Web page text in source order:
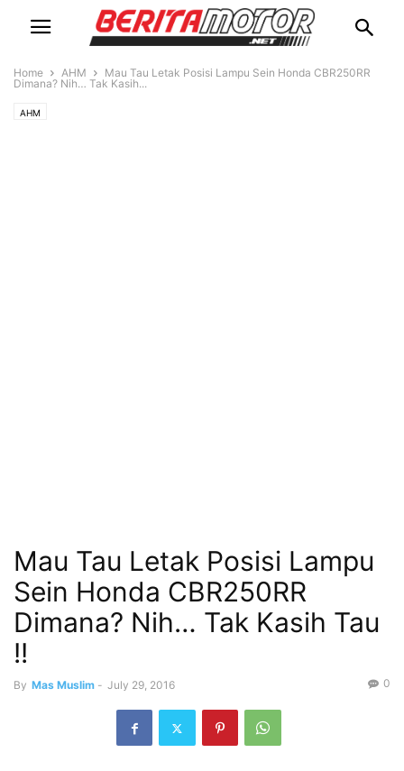
Home AHM
Mau Tau Letak Posisi Lampu Sein Honda CBR250RR
Dimana? Nih… Tak Kasih...
AHM
Mau Tau Letak Posisi Lampu
Sein Honda CBR250RR
Dimana? Nih… Tak Kasih Tau
!!
By Mas Muslim - July 29, 2016 0